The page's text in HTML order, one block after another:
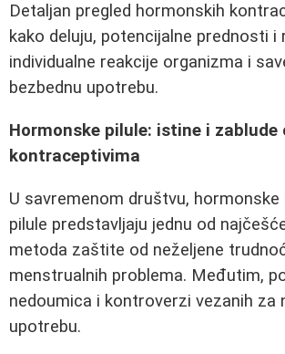
Detaljan pregled hormonskih
kako deluju, potencijalne prednosti i
individualne reakcije organizma i
bezbednu upotrebu.
Hormonske pilule: istine i zablude
kontraceptivima
U savremenom društvu,
pilule predstavljaju jednu od
metoda zaštite od neželjene
menstrualnih problema. Međutim,
nedoumica i kontroverzi vezanih za
upotrebu.